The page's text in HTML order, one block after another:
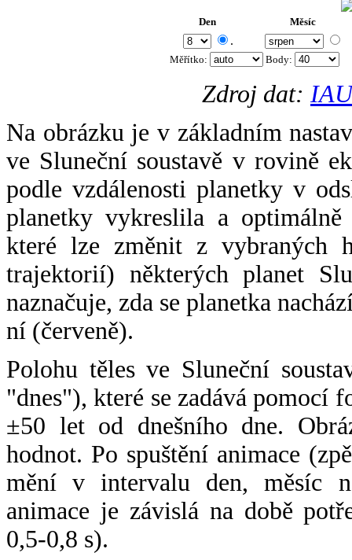
Den Měsíc
.
Měřítko: Body:
Zdroj dat:
Na obrázku je v základním
ve Sluneční soustavě v rovině
podle vzdálenosti planetky v
planetky vykreslila a
které lze změnit z vybraných
trajektorií) některých planet
naznačuje, zda se planetka
ní (červeně).
Polohu těles ve Sluneční
"dnes"), které se zadává pomocí
±50 let od dnešního dne.
hodnot. Po spuštění animace
mění v intervalu den, měsíc
animace je závislá na době
0,5-0,8 s).